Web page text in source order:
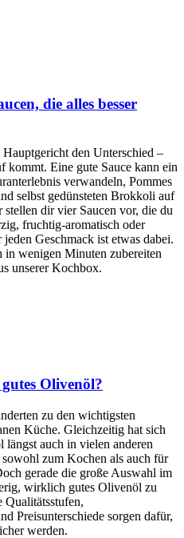
die alles besser
den Unterschied –
kommt. Eine gute Sauce kann ein
verwandeln, Pommes
selbst gedünsteten Brokkoli auf
dir vier Saucen vor, die du
fruchtig-aromatisch oder
Geschmack ist etwas dabei.
in wenigen Minuten zubereiten
unserer Kochbox.
Olivenöl?
zu den wichtigsten
Küche. Gleichzeitig hat sich
längst auch in vielen anderen
zum Kochen als auch für
gerade die große Auswahl im
wirklich gutes Olivenöl zu
Qualitätsstufen,
Preisunterschiede sorgen dafür,
werden.